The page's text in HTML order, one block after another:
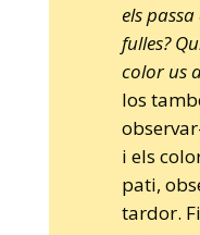
els
fulles?
color us
los
i els
pati,
tardor.